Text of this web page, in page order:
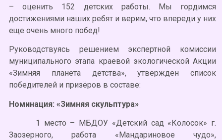
– оценить 152 детских работы. Мы гордимся
достижениями наших ребят и верим, что впереди у них
еще очень много побед!
Руководствуясь решением экспертной комиссии
муниципального этапа краевой экологической Акции
«Зимняя планета детства», утвержден список
победителей и призёров в составе:
Номинация: «Зимняя скульптура»
1 место – МБДОУ «Детский сад «Колосок» г.
Заозерного, работа «Мандариновое чудо»,